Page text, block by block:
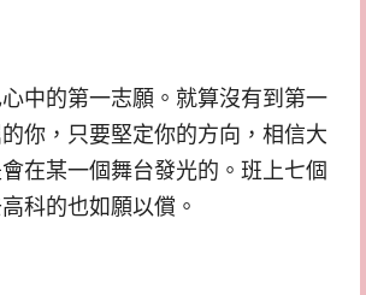
中的第一志願。就算沒有到第一
你，只要堅定你的方向，相信大
在某一個舞台發光的。班上七個
科的也如願以償。